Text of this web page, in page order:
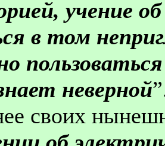
учение
в том
неверной
своих